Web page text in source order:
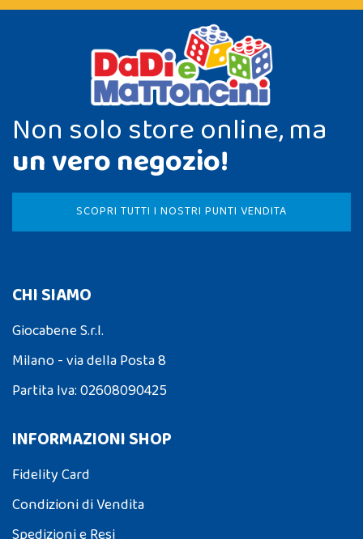
Non solo store online, ma
un vero negozio!
SCOPRI TUTTI I NOSTRI PUNTI VENDITA
CHI SIAMO
Giocabene S.r.l.
Milano - via della Posta 8
Partita Iva: 02608090425
INFORMAZIONI SHOP
Fidelity Card
Condizioni di Vendita